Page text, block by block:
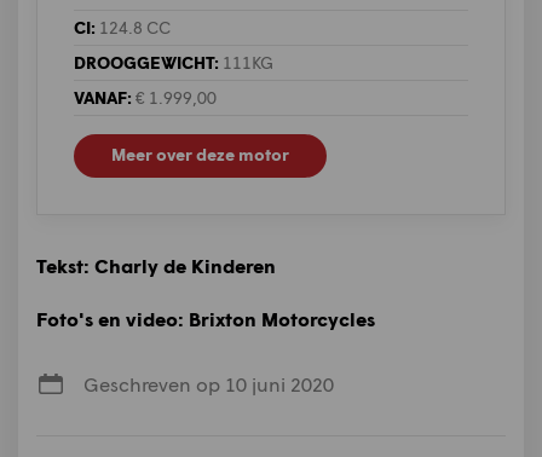
CI: 124.8 CC
DROOGGEWICHT: 111KG
VANAF: € 1.999,00
Meer over deze motor
Tekst: Charly de Kinderen
Foto's en video: Brixton Motorcycles
Geschreven op 10 juni 2020